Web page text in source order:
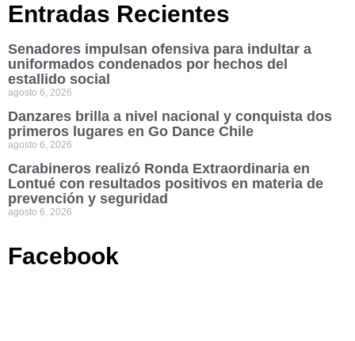
Entradas Recientes
Senadores impulsan ofensiva para indultar a
uniformados condenados por hechos del
estallido social
agosto 6, 2026
Danzares brilla a nivel nacional y conquista dos
primeros lugares en Go Dance Chile
agosto 6, 2026
Carabineros realizó Ronda Extraordinaria en
Lontué con resultados positivos en materia de
prevención y seguridad
agosto 6, 2026
Facebook